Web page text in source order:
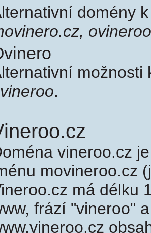
domény
.
vineroo.cz
movineroo.cz
má délku
frází "vineroo"